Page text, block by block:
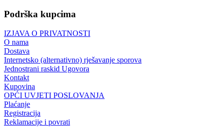
Podrška kupcima
IZJAVA O PRIVATNOSTI
O nama
Dostava
Internetsko (alternativno) rješavanje sporova
Jednostrani raskid Ugovora
Kontakt
Kupovina
OPĆI UVJETI POSLOVANJA
Plaćanje
Registracija
Reklamacije i povrati